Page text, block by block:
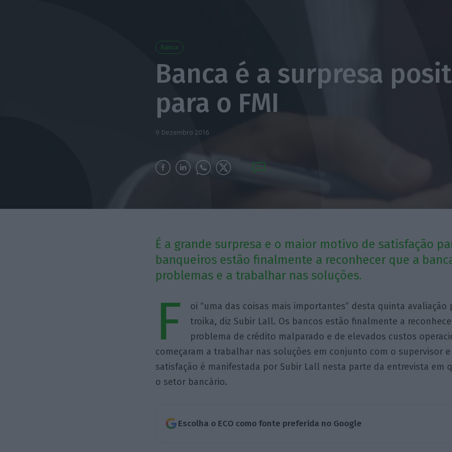
Banca
Banca é a surpresa
para o FMI
9 Dezembro 2016
É a grande surpresa e o maior motivo de satisfação
banqueiros estão finalmente a reconhecer que a
problemas e a trabalhar nas soluções.
F
oi “uma das coisas mais importantes” desta quinta avaliação
troika, diz Subir Lall. Os bancos estão finalmente a
problema de crédito malparado e de elevados custos
começaram a trabalhar nas soluções em conjunto com o supervisor e
satisfação é manifestada por Subir Lall nesta parte da entrevista em
o setor bancário.
Escolha o ECO como fonte preferida no Google